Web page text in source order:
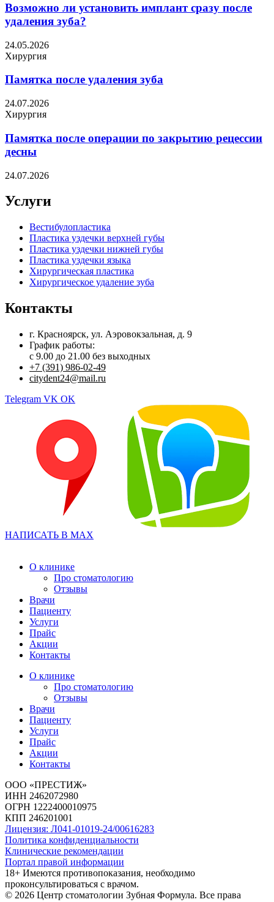
Возможно ли установить имплант сразу после
удаления зуба?
24.05.2026
Хирургия
Памятка после удаления зуба
24.07.2026
Хирургия
Памятка после операции по закрытию рецессии
десны
24.07.2026
Услуги
Вестибулопластика
Пластика уздечки верхней губы
Пластика уздечки нижней губы
Пластика уздечки языка
Хирургическая пластика
Хирургическое удаление зуба
Контакты
г. Красноярск, ул. Аэровокзальная, д. 9
График работы:
с 9.00 до 21.00 без выходных
+7 (391) 986-02-49
citydent24@mail.ru
Telegram VK OK
НАПИСАТЬ В MAX
О клинике
Про стоматологию
Отзывы
Врачи
Пациенту
Услуги
Прайс
Акции
Контакты
О клинике
Про стоматологию
Отзывы
Врачи
Пациенту
Услуги
Прайс
Акции
Контакты
ООО «ПРЕСТИЖ»
ИНН 2462072980
ОГРН 1222400010975
КПП 246201001
Лицензия: Л041-01019-24/00616283
Политика конфиденциальности
Клинические рекомендации
Портал правой информации
18+ Имеются противопоказания, необходимо
проконсультироваться с врачом.
© 2026 Центр стоматологии Зубная Формула. Все права